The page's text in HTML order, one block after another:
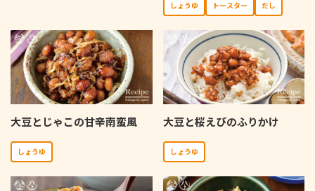
しょうゆ
トースター だし
大豆とじゃこの甘辛南蛮風
しょうゆ
大豆と桜えびのふりかけ
しょうゆ